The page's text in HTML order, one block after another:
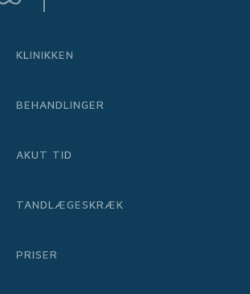
KLINIKKEN
BEHANDLINGER
AKUT TID
TANDLÆGESKRÆK
PRISER